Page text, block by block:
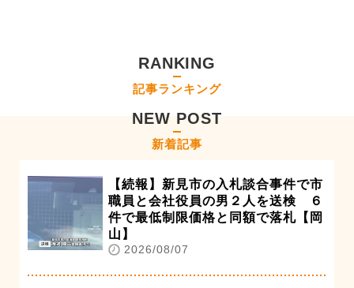
RANKING
記事ランキング
NEW POST
新着記事
【続報】新見市の入札談合事件で市
職員と会社役員の男２人を送検 ６
件で最低制限価格と同額で落札【岡
山】
2026/08/07